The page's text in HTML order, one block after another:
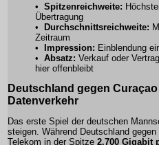
• Spitzenreichweite:
Übertragung
•
Durchschnittsreichweite:
Zeitraum
•
Impression: Einblendung
• Absatz: Verkauf oder
hier offenbleibt
Deutschland gegen
Datenverkehr
Das erste Spiel der deutschen
steigen. Während Deutschland
Telekom in der Spitze 2.700 Gigabit